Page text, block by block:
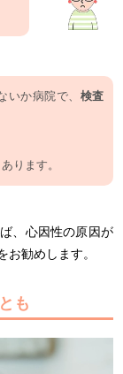
いか病院で、 検査
ります。
、心因性の原因が
勧めします。
も